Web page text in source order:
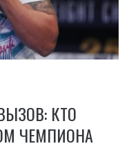
КТО
ЧЕМПИОНА